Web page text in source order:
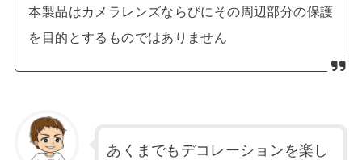
本製品はカメラレンズならびにその周辺部分の保護
を目的とするものではありません
あくまでもデコレーションを楽し